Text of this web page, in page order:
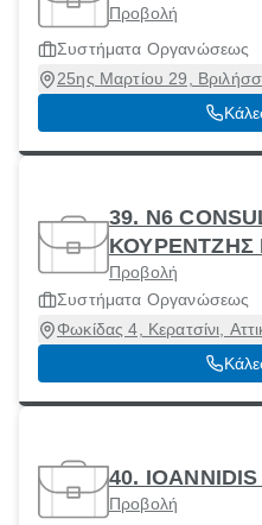
Προβολή
Συστήματα Οργανώσεως
25ης Μαρτίου 29,
39. Ν6
ΚΟΥΡΕΝΤΖΗΣ
Προβολή
Συστήματα Οργανώσεως
Φωκίδας 4, Κερατσίνι,
40.
Προβολή